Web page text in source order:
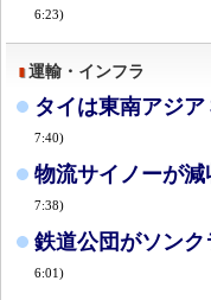
6:23)
運輸・インフラ
タイは東南アジ
7:40)
物流サイノーが減
7:38)
鉄道公団がソン
6:01)